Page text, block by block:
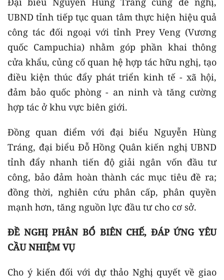
UBND tỉnh tiếp tục quan tâm thực hiện hiệu quả
công tác đối ngoại với tỉnh Prey Veng (Vương
quốc Campuchia) nhằm góp phần khai thông
cửa khẩu, củng cố quan hệ hợp tác hữu nghị, tạo
điều kiện thúc đẩy phát triển kinh tế - xã hội,
đảm bảo quốc phòng - an ninh và tăng cường
hợp tác ở khu vực biên giới.
Đồng quan điểm với đại biểu Nguyễn Hùng
Tráng, đại biểu Đỗ Hồng Quân kiến nghị UBND
tỉnh đẩy nhanh tiến độ giải ngân vốn đầu tư
công, bảo đảm hoàn thành các mục tiêu đề ra;
đồng thời, nghiên cứu phân cấp, phân quyền
mạnh hơn, tăng nguồn lực đầu tư cho cơ sở.
ĐỀ NGHỊ PHÂN BỔ BIÊN CHẾ, ĐÁP ỨNG YÊU
CẦU NHIỆM VỤ
Cho ý kiến đối với dự thảo Nghị quyết về giao